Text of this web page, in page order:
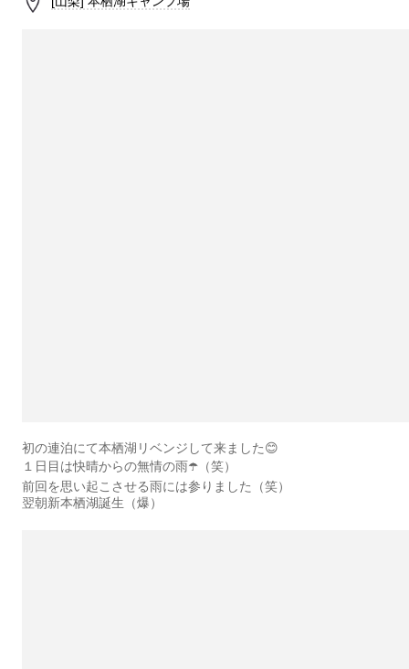
初の連泊にて本栖湖リベンジして来ました😊
１日目は快晴からの無情の雨☂️（笑）
前回を思い起こさせる雨には参りました（笑）
翌朝新本栖湖誕生（爆）